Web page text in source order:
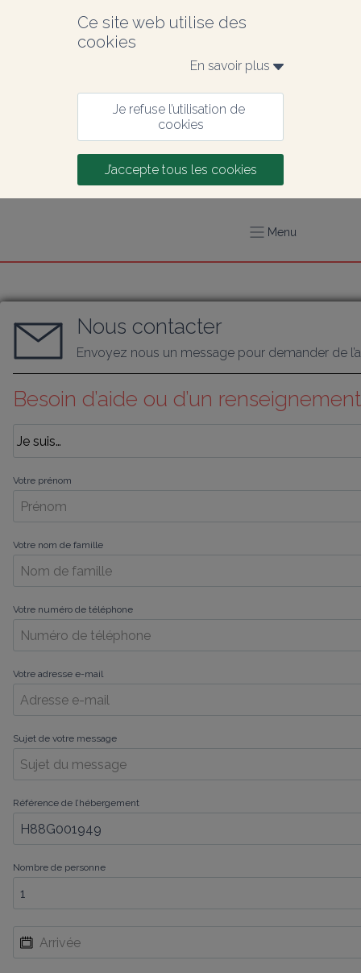
Ce site web utilise des
cookies
En savoir plus
Je refuse l’utilisation de
cookies
J’accepte tous les cookies
Menu
Nous contacter
Envoyez nous un message pour demander de
Besoin d’aide ou d’un
Votre prénom
Votre nom de famille
Votre numéro de téléphone
Votre adresse e-mail
Sujet de votre message
Référence de l’hébergement
Nombre de personne